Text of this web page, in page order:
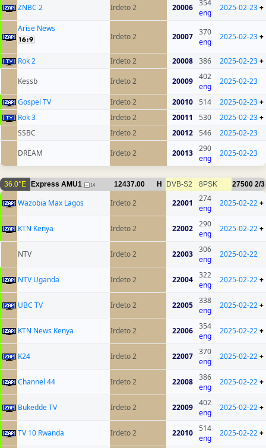
ZNBC 2 Irdeto 2 20006 354
eng
2025-02-23+
Arise News
Irdeto 2
20007 370
eng
2025-02-23+
Rok 2 Irdeto 2 20008 386 2025-02-23+
Kessb
Irdeto 2 20009 402
eng
2025-02-23
Gospel TV Irdeto 2 20010 514 2025-02-23+
Rok 3
Irdeto 2 20011 530 2025-02-23+
SSBC
Irdeto 2 20012 546
2025-02-23
DREAM
Irdeto 2 20013 290
eng
2025-02-23
36.0°E Express AMU1 14 12437.00 H DVB-S2 8PSK 27500 2/3
Wazobia Max Lagos Irdeto 2 22001
274
eng
2025-02-22+
KTN Kenya Irdeto 2 22002
290
eng
2025-02-22+
NTV Irdeto 2 22003
306
eng
2025-02-22
NTV Uganda Irdeto 2 22004
322
eng
2025-02-22+
UBC TV Irdeto 2 22005
338
eng
2025-02-22+
KTN News Kenya Irdeto 2 22006
354
eng
2025-02-22+
K24 Irdeto 2 22007
370
eng
2025-02-22+
Channel 44 Irdeto 2 22008
386
eng
2025-02-22+
Bukedde TV Irdeto 2 22009
402
eng
2025-02-22+
TV 10 Rwanda Irdeto 2 22010
514
eng
2025-02-22+